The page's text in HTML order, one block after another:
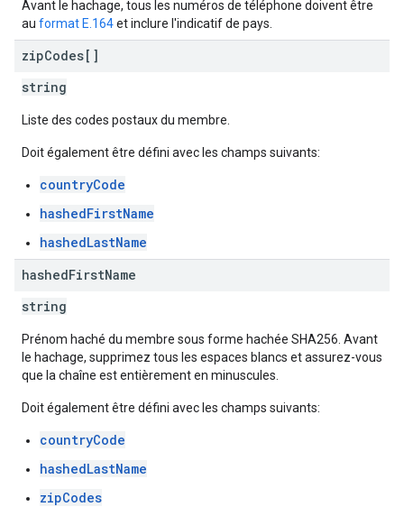
Avant le hachage, tous les numéros de téléphone doivent être
au format E.164et inclure l'indicatif de pays.
zipCodes[]
string
Liste des codes postaux du membre.
Doit également être défini avec les champs suivants:
countryCode
hashedFirstName
hashedLastName
hashedFirstName
string
Prénom haché du membre sous forme hachée SHA256. Avant
le hachage, supprimez tous les espaces blancs et assurez-vous
que la chaîne est entièrement en minuscules.
Doit également être défini avec les champs suivants:
countryCode
hashedLastName
zipCodes